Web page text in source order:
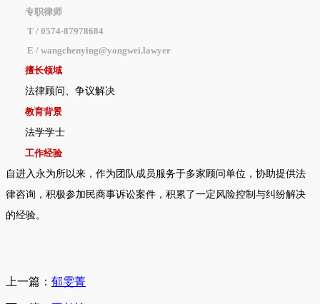
专职律师
T / 0574-87978684
E / wangchenying@yongwei.lawyer
擅长领域
法律顾问、争议解决
教育背景
法学学士
工作经验
自进入永为所以来，作为团队成员服务于多家顾问单位，协助提供法
律咨询，积极参加民商事诉讼案件，积累了一定风险控制与纠纷解决
的经验。
上一篇： 郁雯菁